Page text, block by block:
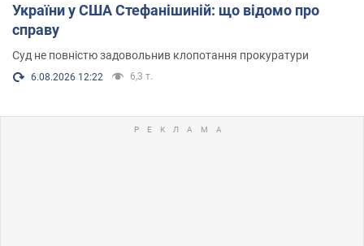
України у США Стефанішиній: що відомо про
справу
Суд не повністю задовольнив клопотання прокуратури
6.08.2026 12:22 6,3 т.